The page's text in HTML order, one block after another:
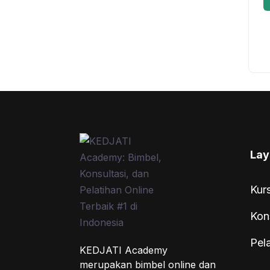
KEDJATI Academy
merupakan bimbel online dan